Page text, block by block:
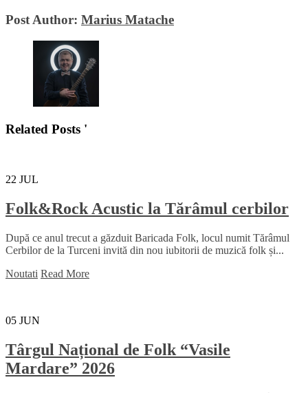
Post Author: Marius Matache
Related Posts '
22 JUL
Folk&Rock Acustic la Tărâmul cerbilor
După ce anul trecut a găzduit Baricada Folk, locul numit Tărâmul
Cerbilor de la Turceni invită din nou iubitorii de muzică folk și...
Noutati Read More
05 JUN
Târgul Național de Folk “Vasile
Mardare” 2026